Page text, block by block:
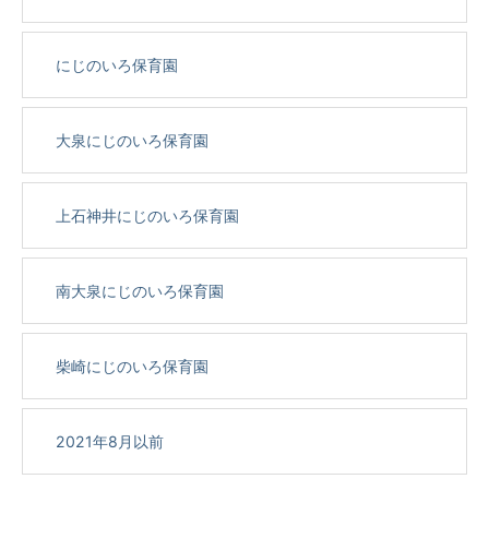
にじのいろ保育園
大泉にじのいろ保育園
上石神井にじのいろ保育園
南大泉にじのいろ保育園
柴崎にじのいろ保育園
2021年8月以前